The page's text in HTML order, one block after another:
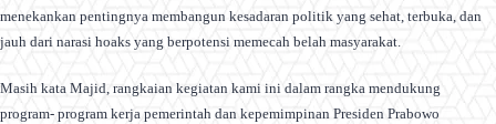
menekankan pentingnya membangun kesadaran politik yang sehat, terbuka, dan
jauh dari narasi hoaks yang berpotensi memecah belah masyarakat.
Masih kata Majid, rangkaian kegiatan kami ini dalam rangka mendukung
program- program kerja pemerintah dan kepemimpinan Presiden Prabowo